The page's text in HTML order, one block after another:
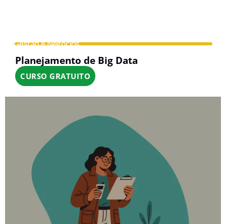
Gestão e Negócios
Planejamento de Big Data
CURSO GRATUITO